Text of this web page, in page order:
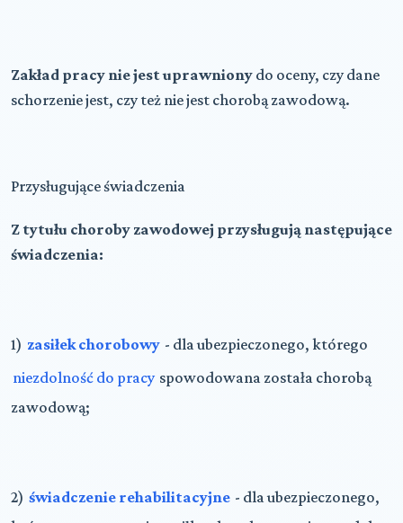
Zakład pracy nie jest uprawniony do oceny, czy dane
schorzenie jest, czy też nie jest chorobą zawodową.
Przysługujące świadczenia
Z tytułu choroby zawodowej przysługują następujące
świadczenia:
1) zasiłek chorobowy - dla ubezpieczonego, którego
niezdolność do pracy spowodowana została chorobą
zawodową;
2) świadczenie rehabilitacyjne - dla ubezpieczonego,